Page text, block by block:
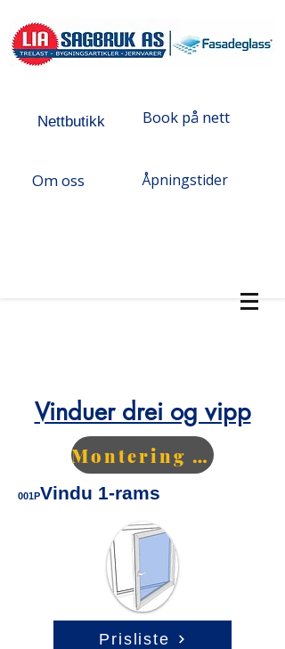
Nettbutikk Book på nett
Om oss Åpningstider
Vinduer drei og vipp
Montering - Info PVC
001PVindu 1-rams
Prisliste